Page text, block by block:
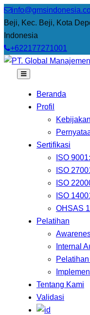
Beji, Kec. Beji, Kota
Indonesia
+622177271001
Beranda
Profil
Sertifikasi
ISO
ISO
ISO
ISO
OHSAS
Pelatihan
Internal
Tentang Kami
Validasi